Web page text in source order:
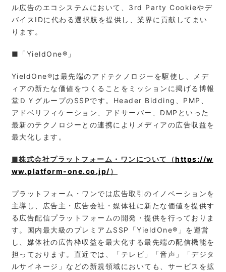
ル広告のエコシステムにおいて、3rd Party Cookieやデ
バイスIDに代わる選択肢を提供し、業界に貢献してまい
ります。
■「YieldOne®」
YieldOne®は最先端のアドテクノロジーを駆使し、メデ
ィアの新たな価値をつくることをミッションに掲げる博報
堂ＤＹグループのSSPです。Header Bidding、PMP、
アドベリフィケーション、アドサーバー、DMPといった
最新のテクノロジーとの連携によりメディアの広告収益を
最大化します。
■株式会社プラットフォーム・ワンについて（https://w
ww.platform-one.co.jp/）
プラットフォーム・ワンでは広告取引のイノベーションを
主導し、広告主・広告会社・媒体社に新たな価値を提供す
る広告配信プラットフォームの開発・提供を行っておりま
す。国内最大級のプレミアムSSP「YieldOne®」を運営
し、媒体社の広告枠収益を最大化する最先端の配信機能を
担っております。直近では、「テレビ」「音声」「デジタ
ルサイネージ」などの新規領域においても、サービスを拡